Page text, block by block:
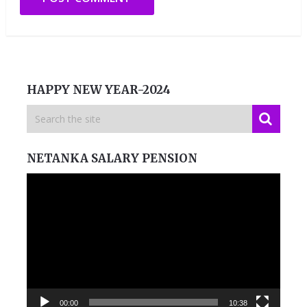
HAPPY NEW YEAR-2024
NETANKA SALARY PENSION
00:00 10:38